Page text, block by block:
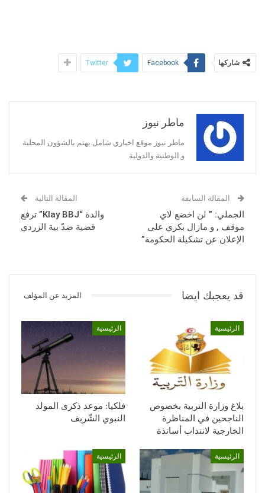
شاركها Facebook
Twitter
ماطر نيوز
ماطر نيوز موقع اخباري شامل يهتم بالشؤون المحلية
و الوطنية والدولية
المقالة السابقة
الجملي: ” لن اخضع لاي
موقف , و مازال بكري على
الإعلان عن تشكيلة الحكومة”
المقالة التالية
والدة “Klay BBJ” ترفع
قضية ضدّ بية الزردي
قد يعجبك ايضا المزيد عن المؤلف
الرئيسية
بلاغ وزارة التربية بخصوص
الناجحين في المناظرة
الخارجية لانتداب أساتذة
الرئيسية
فلكيا: موعد ذكرى المولد
النبوي الشّريف
الرئيسية الرئيسية